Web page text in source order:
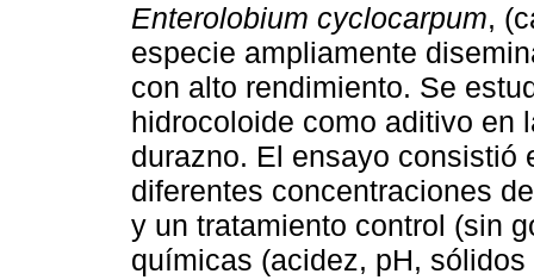
Enterolobium cyclocarpum,
especie ampliamente
con alto rendimiento. Se
hidrocoloide como aditivo en
durazno. El ensayo consistió
diferentes concentraciones
y un tratamiento control (sin
químicas (acidez, pH,